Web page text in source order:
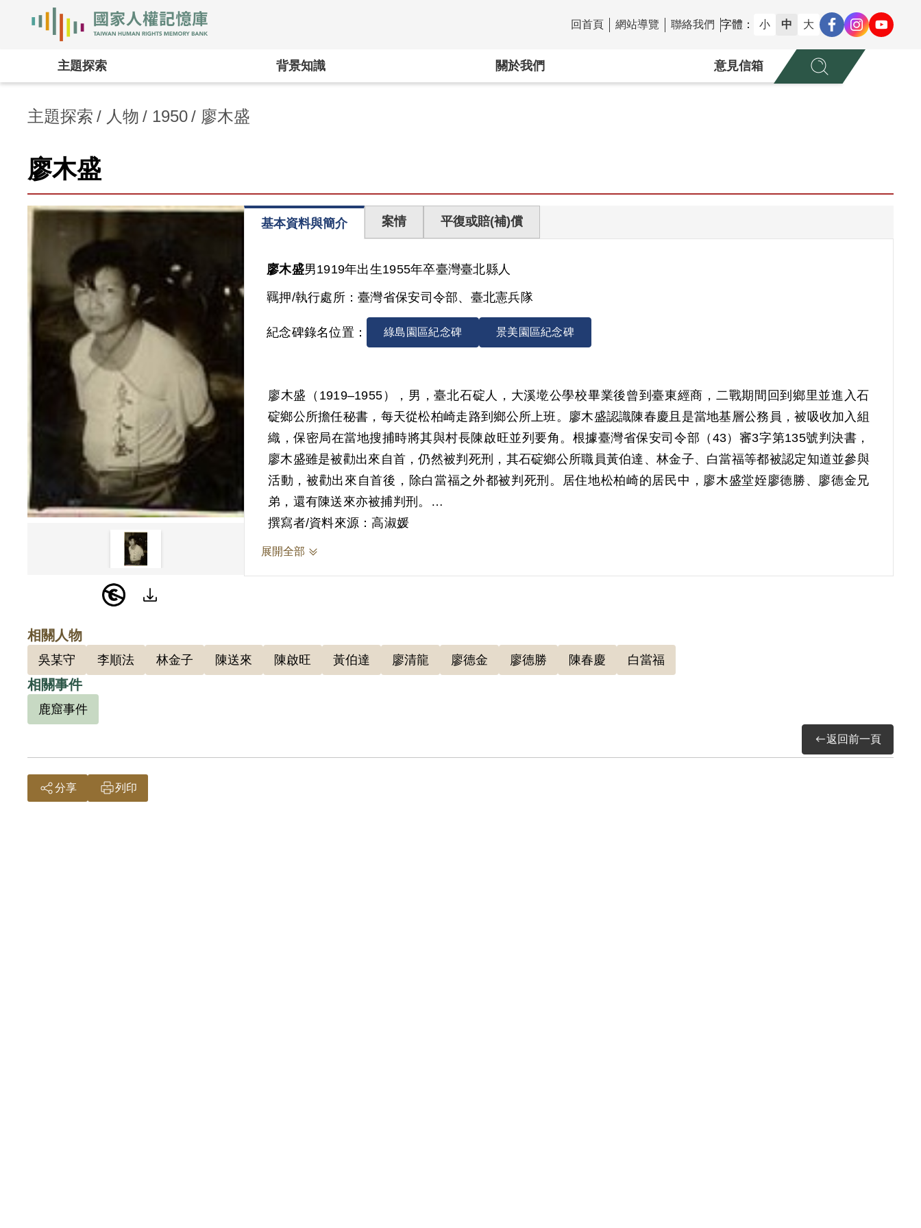
:::
回首頁 網站導覽 聯絡我們 字體： 小 中 大
主題探索 背景知識 關於我們 意見信箱
主題探索 人物 1950 廖木盛
廖木盛
基本資料與簡介 案情 平復或賠(補)償
廖木盛男1919年出生1955年卒臺灣臺北縣人
羈押/執行處所：臺灣省保安司令部、臺北憲兵隊
紀念碑錄名位置： 綠島園區紀念碑 景美園區紀念碑
廖木盛（1919–1955），男，臺北石碇人，大溪墘公學校畢業後曾到臺東經商，二戰期間回到鄉里並進入石
碇鄉公所擔任秘書，每天從松柏崎走路到鄉公所上班。廖木盛認識陳春慶且是當地基層公務員，被吸收加入組
織，保密局在當地搜捕時將其與村長陳啟旺並列要角。根據臺灣省保安司令部（43）審3字第135號判決書，
廖木盛雖是被勸出來自首，仍然被判死刑，其石碇鄉公所職員黃伯達、林金子、白當福等都被認定知道並參與
活動，被勸出來自首後，除白當福之外都被判死刑。居住地松柏崎的居民中，廖木盛堂姪廖德勝、廖德金兄
弟，還有陳送來亦被捕判刑。
廖鄭秀、廖德宗等人於1999年6月29日代表廖木盛向補償基金會提出補償申請，2001年5月5日經第二屆第六
次董監事會審核通過予以補償。2018年10月4日經促轉會公告撤銷判決處分。
撰寫者/資料來源：高淑媛
展開全部
相關人物
吳某守 李順法 林金子 陳送來 陳啟旺 黃伯達 廖清龍 廖德金 廖德勝 陳春慶 白當福
相關事件
鹿窟事件
返回前一頁
分享 列印